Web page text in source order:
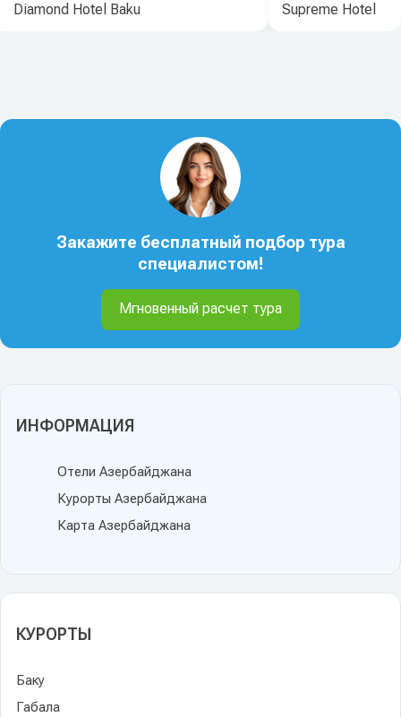
ИНФОРМАЦИЯ
Отели Азербайджана
Курорты Азербайджана
Карта Азербайджана
КУРОРТЫ
Баку
Габала
Diamond Hotel Baku Supreme Hotel
Закажите бесплатный подбор тура
специалистом!
Мгновенный расчет тура